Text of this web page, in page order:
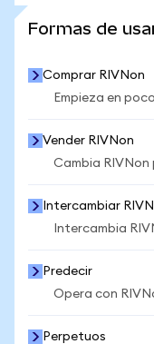
Formas de
Comprar RIVNon
Empieza en
Vender RIVNon
Cambia
Intercambiar
Intercambia
Predecir
Opera con
Perpetuos